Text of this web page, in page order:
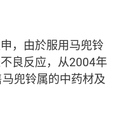
，由於服用马兜铃
良反应，从2004年
兜铃属的中药材及